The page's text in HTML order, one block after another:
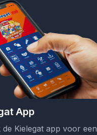
App
de Kielegat app voor een